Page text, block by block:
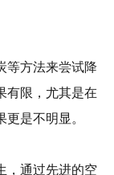
等方法来尝试降
有限，尤其是在
是不明显。
，通过先进的空